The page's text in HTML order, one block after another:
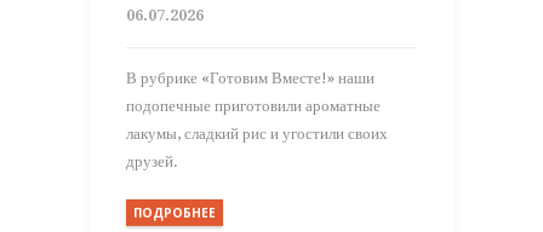
06.07.2026
В рубрике «Готовим Вместе!» наши
подопечные приготовили ароматные
лакумы, сладкий рис и угостили своих
друзей.
ПОДРОБНЕЕ